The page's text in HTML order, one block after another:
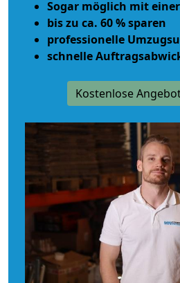
Sogar möglich mit
bis zu ca. 60 % sparen
professionelle
schnelle
Kostenlose